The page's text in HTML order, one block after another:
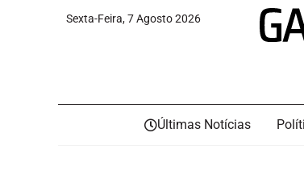
Sexta-Feira, 7 Agosto 2026
Últimas Notícias